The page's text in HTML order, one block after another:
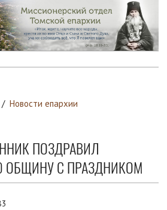
/ Новости епархии
ПОЗДРАВИЛ
ОБЩИНУ С ПРАЗДНИКОМ